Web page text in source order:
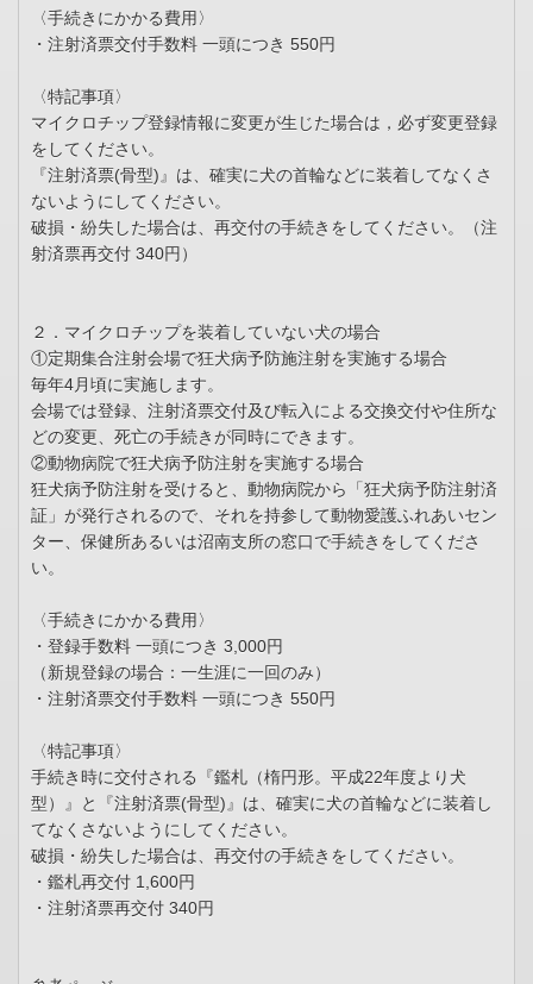
〈手続きにかかる費用〉
・注射済票交付手数料 一頭につき 550円
〈特記事項〉
マイクロチップ登録情報に変更が生じた場合は，必ず変更登録
をしてください。
『注射済票(骨型)』は、確実に犬の首輪などに装着してなくさ
ないようにしてください。
破損・紛失した場合は、再交付の手続きをしてください。（注
射済票再交付 340円）
２．マイクロチップを装着していない犬の場合
①定期集合注射会場で狂犬病予防施注射を実施する場合
毎年4月頃に実施します。
会場では登録、注射済票交付及び転入による交換交付や住所な
どの変更、死亡の手続きが同時にできます。
②動物病院で狂犬病予防注射を実施する場合
狂犬病予防注射を受けると、動物病院から「狂犬病予防注射済
証」が発行されるので、それを持参して動物愛護ふれあいセン
ター、保健所あるいは沼南支所の窓口で手続きをしてくださ
い。
〈手続きにかかる費用〉
・登録手数料 一頭につき 3,000円
（新規登録の場合：一生涯に一回のみ）
・注射済票交付手数料 一頭につき 550円
〈特記事項〉
手続き時に交付される『鑑札（楕円形。平成22年度より犬
型）』と『注射済票(骨型)』は、確実に犬の首輪などに装着し
てなくさないようにしてください。
破損・紛失した場合は、再交付の手続きをしてください。
・鑑札再交付 1,600円
・注射済票再交付 340円